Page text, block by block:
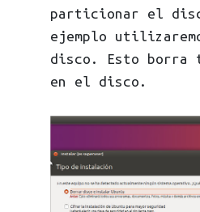
particionar el
ejemplo
disco. Esto borra
en el disco.